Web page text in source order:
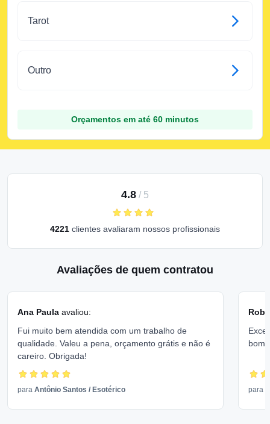
Tarot
Outro
Orçamentos em até 60 minutos
4.8 / 5
4221 clientes avaliaram nossos profissionais
Avaliações de quem contratou
Ana Paula avaliou:
Fui muito bem atendida com um trabalho de
qualidade. Valeu a pena, orçamento grátis e não é
careiro. Obrigada!
para Antônio Santos / Esotérico
bom
para